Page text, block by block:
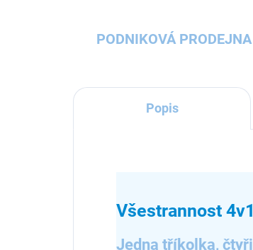
PODNIKOVÁ PRODEJNA
Popis
Všestrannost 4v1
Jedna tříkolka, čtyři